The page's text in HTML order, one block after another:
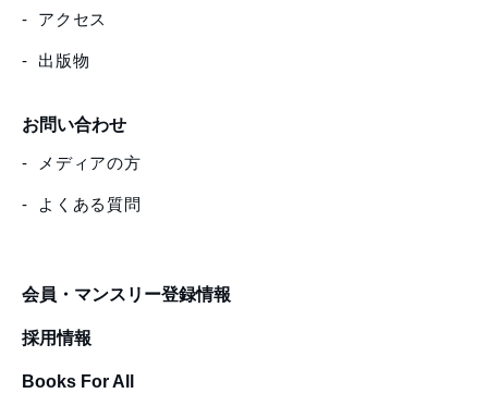
アクセス
出版物
お問い合わせ
メディアの方
よくある質問
会員・マンスリー登録情報
採用情報
Books For All